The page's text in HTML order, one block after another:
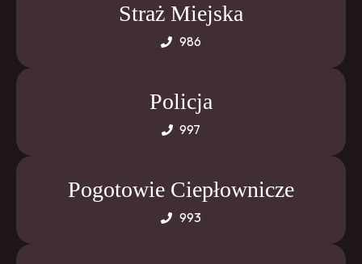
Straż Miejska
986
Policja
997
Pogotowie Ciepłownicze
993